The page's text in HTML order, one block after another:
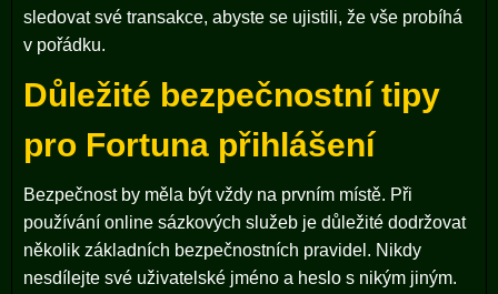
sledovat své transakce, abyste se ujistili, že vše probíhá
v pořádku.
Důležité bezpečnostní tipy
pro Fortuna přihlášení
Bezpečnost by měla být vždy na prvním místě. Při
používání online sázkových služeb je důležité dodržovat
několik základních bezpečnostních pravidel. Nikdy
nesdílejte své uživatelské jméno a heslo s nikým jiným.